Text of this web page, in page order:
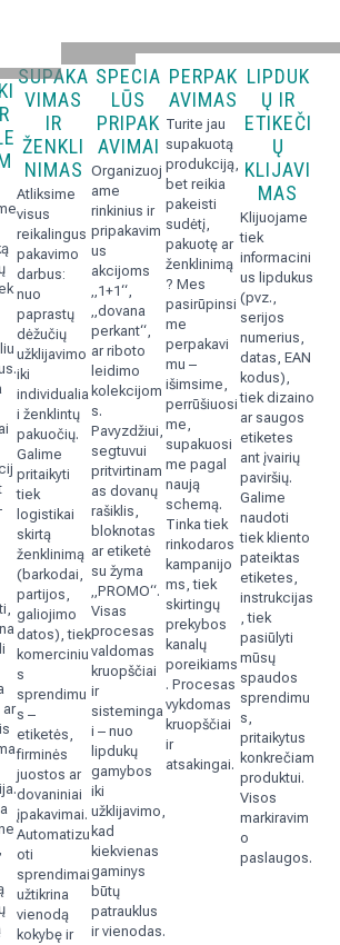
ar
SUPAKA
VIMAS
IR
ŽENKLI
NIMAS
Atliksime
visus
reikalingus
pakavimo
darbus:
nuo
paprastų
dėžučių
užklijavimo
iki
individualia
i ženklintų
pakuočių.
Galime
pritaikyti
tiek
logistikai
skirtą
ženklinimą
(barkodai,
partijos,
galiojimo
datos), tiek
komerciniu
s
sprendimu
s –
etiketės,
firminės
juostos ar
dovaniniai
įpakavimai.
Automatizu
oti
sprendimai
užtikrina
vienodą
kokybę ir
SPECIA
LŪS
PRIPAK
AVIMAI
Organizuoj
ame
rinkinius ir
pripakavim
us
akcijoms
„1+1“,
„dovana
perkant“,
ar riboto
leidimo
kolekcijom
s.
Pavyzdžiui,
segtuvui
pritvirtinam
as dovanų
rašiklis,
bloknotas
ar etiketė
su žyma
„PROMO“.
Visas
procesas
valdomas
kruopščiai
ir
sisteminga
i – nuo
lipdukų
gamybos
iki
užklijavimo,
kad
kiekvienas
gaminys
būtų
patrauklus
ir vienodas.
PERPAK
AVIMAS
Turite jau
supakuotą
produkciją,
bet reikia
pakeisti
sudėtį,
pakuotę ar
ženklinimą
? Mes
pasirūpinsi
me
perpakavi
mu –
išimsime,
perrūšiuosi
me,
supakuosi
me pagal
naują
schemą.
Tinka tiek
rinkodaros
kampanijo
ms, tiek
skirtingų
prekybos
kanalų
poreikiams
. Procesas
vykdomas
kruopščiai
ir
atsakingai.
LIPDUK
Ų IR
ETIKEČI
Ų
KLIJAVI
MAS
Klijuojame
tiek
informacini
us lipdukus
(pvz.,
serijos
numerius,
datas, EAN
kodus),
tiek dizaino
ar saugos
etiketes
ant įvairių
paviršių.
Galime
naudoti
tiek kliento
pateiktas
etiketes,
instrukcijas
, tiek
pasiūlyti
mūsų
spaudos
sprendimu
s,
pritaikytus
konkrečiam
produktui.
Visos
markiravim
o
paslaugos.